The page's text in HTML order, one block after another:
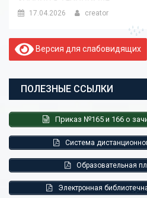
17.04.2026 creator
Версия для слабовидящих
ПОЛЕЗНЫЕ ССЫЛКИ
Приказ №165 и 166 о
Система
Образовательная
Электронная